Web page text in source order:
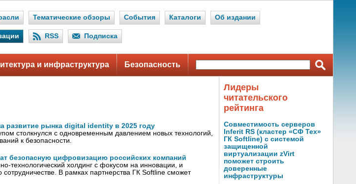
Тематические обзоры События Каталоги Об издании
RSS Подписка
и инфраструктура Безопасность
развитие рынка digital identity в 2025 году
столкнулся с одновременным давлением новых технологий,
к безопасности.
безопасную цифровизацию российских компаний
технологический холдинг с фокусом на инновации, и
В рамках партнерства ГК Softline сможет
Лидеры
читательского
рейтинга
Совместимость серверов
Inferit RS (кластер «СФ Тех»
ГК Softline) с системой
защищенной
виртуализации zVirt
поможет строить
доверенные
инфраструктуры